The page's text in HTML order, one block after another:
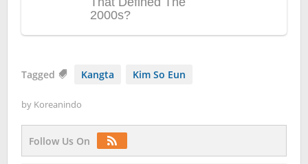
Tagged Kangta Kim So Eun
by Koreanindo
Follow Us On